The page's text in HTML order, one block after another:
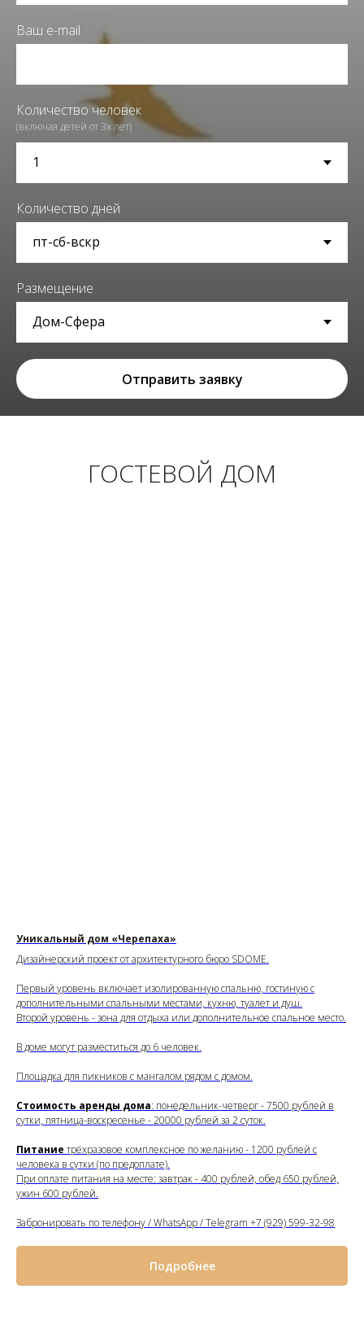
Ваш e-mail
Количество человек
(включая детей от 3х лет)
Количество дней
Размещение
Отправить заявку
ГОСТЕВОЙ ДОМ
Уникальный дом «Черепаха»
Дизайнерский проект от архитектурного бюро SDOME.
Первый уровень включает изолированную спальню, гостиную с
дополнительными спальными местами, кухню, туалет и душ.
Второй уровень - зона для отдыха или дополнительное спальное место.
В доме могут разместиться до 6 человек.
Площадка для пикников с мангалом рядом с домом.
Стоимость аренды дома: понедельник-четверг - 7500 рублей в
сутки, пятница-воскресенье - 20000 рублей за 2 суток.
Питание трёхразовое комплексное по желанию - 1200 рублей с
человека в сутки (по предоплате).
При оплате питания на месте: завтрак - 400 рублей, обед 650 рублей,
ужин 600 рублей.
Забронировать по телефону / WhatsApp / Telegram +7 (929) 599-32-98
Подробнее